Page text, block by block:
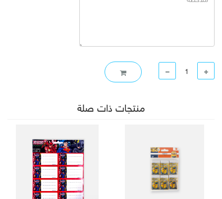
منتجات ذات صلة